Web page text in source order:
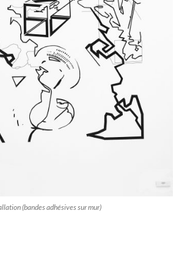
(bandes adhésives sur mur)